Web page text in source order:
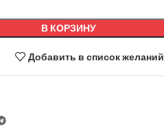
В КОРЗИНУ
Добавить в список желаний